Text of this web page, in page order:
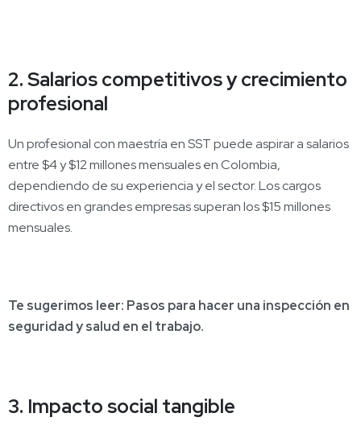
2. Salarios competitivos y crecimiento
profesional
Un profesional con maestría en SST puede aspirar a salarios
entre $4 y $12 millones mensuales en Colombia,
dependiendo de su experiencia y el sector. Los cargos
directivos en grandes empresas superan los $15 millones
mensuales.
Te sugerimos leer: Pasos para hacer una inspección en
seguridad y salud en el trabajo.
3. Impacto social tangible